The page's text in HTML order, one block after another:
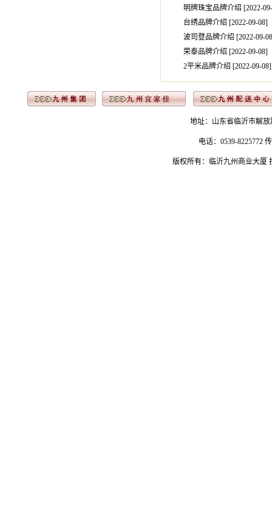
明牌珠宝品牌介绍 [2022-
台绣品牌介绍 [2022-09-08]
波司登品牌介绍 [2022-09-
荣泰品牌介绍 [2022-09-08]
2平米品牌介绍 [2022-09-08]
地址：山东省临沂市解放
电话：0539-8225772
版权所有：临沂九州商业大厦